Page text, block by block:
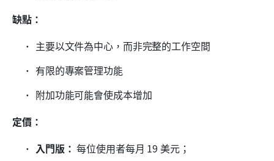
缺點：
主要以文件為中心，而非完整的工作空間
有限的專案管理功能
附加功能可能會使成本增加
定價：
入門版： 每位使用者每月 19 美元；